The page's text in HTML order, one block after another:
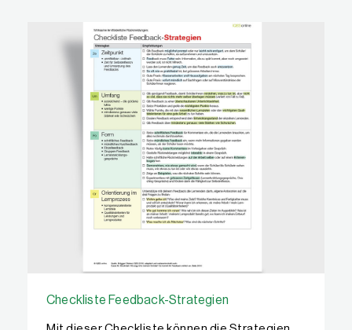
Checklisten und Kartenset downloaden
Checkliste Feedback-Strategien